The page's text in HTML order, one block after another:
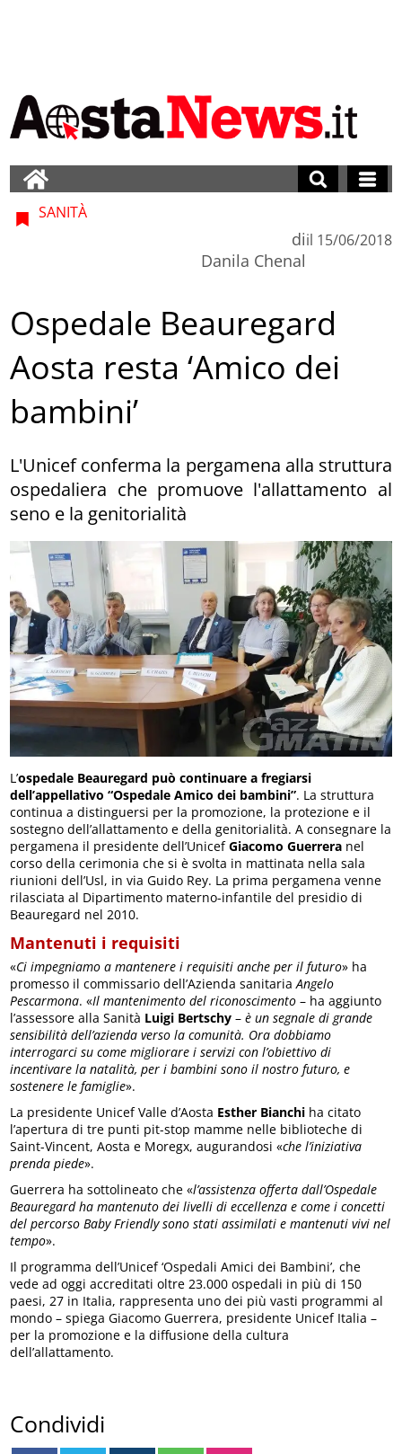
SANITÀ
di
Danila Chenal
il 15/06/2018
Ospedale Beauregard
Aosta resta ‘Amico dei
bambini’
L'Unicef conferma la pergamena alla struttura
ospedaliera che promuove l'allattamento al
seno e la genitorialità
L’ospedale Beauregard può continuare a fregiarsi
dell’appellativo “Ospedale Amico dei bambini”. La struttura
continua a distinguersi per la promozione, la protezione e il
sostegno dell’allattamento e della genitorialità. A consegnare la
pergamena il presidente dell’UnicefGiacomo Guerrera nel
corso della cerimonia che si è svolta in mattinata nella sala
riunioni dell’Usl, in via Guido Rey. La prima pergamena venne
rilasciata al Dipartimento materno-infantile del presidio di
Beauregard nel 2010.
Mantenuti i requisiti
«Ci impegniamo a mantenere i requisiti anche per il futuro» ha
promesso il commissario dell’Azienda sanitariaAngelo
Pescarmona. «Il mantenimento del riconoscimento – ha aggiunto
l’assessore alla Sanità Luigi Bertschy –è un segnale di grande
sensibilità dell’azienda verso la comunità. Ora dobbiamo
interrogarci su come migliorare i servizi con l’obiettivo di
incentivare la natalità, per i bambini sono il nostro futuro, e
sostenere le famiglie».
La presidente Unicef Valle d’Aosta Esther Bianchi ha citato
l’apertura di tre punti pit-stop mamme nelle biblioteche di
Saint-Vincent, Aosta e Moregx, augurandosi «che l’iniziativa
prenda piede».
Guerrera ha sottolineato che «l’assistenza offerta dall’Ospedale
Beauregard ha mantenuto dei livelli di eccellenza e come i concetti
del percorso Baby Friendly sono stati assimilati e mantenuti vivi nel
tempo».
Il programma dell’Unicef ‘Ospedali Amici dei Bambini’, che
vede ad oggi accreditati oltre 23.000 ospedali in più di 150
paesi, 27 in Italia, rappresenta uno dei più vasti programmi al
mondo – spiega Giacomo Guerrera, presidente Unicef Italia –
per la promozione e la diffusione della cultura
dell’allattamento.
Condividi